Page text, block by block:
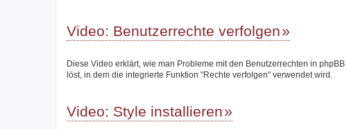
Video: Benutzerrechte verfolgen
Diese Video erklärt, wie man Probleme mit den Benutzerrechten in phpBB
löst, in dem die integrierte Funktion "Rechte verfolgen" verwendet wird.
Video: Style installieren